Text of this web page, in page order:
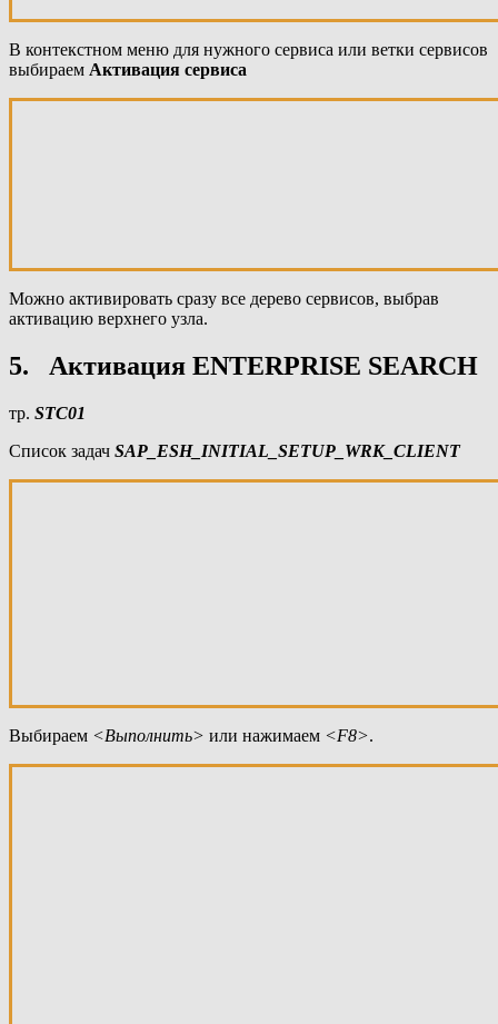
В контекстном меню для нужного сервиса или ветки сервисов
выбираем Активация сервиса
Можно активировать сразу все дерево сервисов, выбрав
активацию верхнего узла.
5. Активация ENTERPRISE SEARCH
тр. STC01
Список задач SAP_ESH_INITIAL_SETUP_WRK_CLIENT
Выбираем <Выполнить> или нажимаем <F8>.